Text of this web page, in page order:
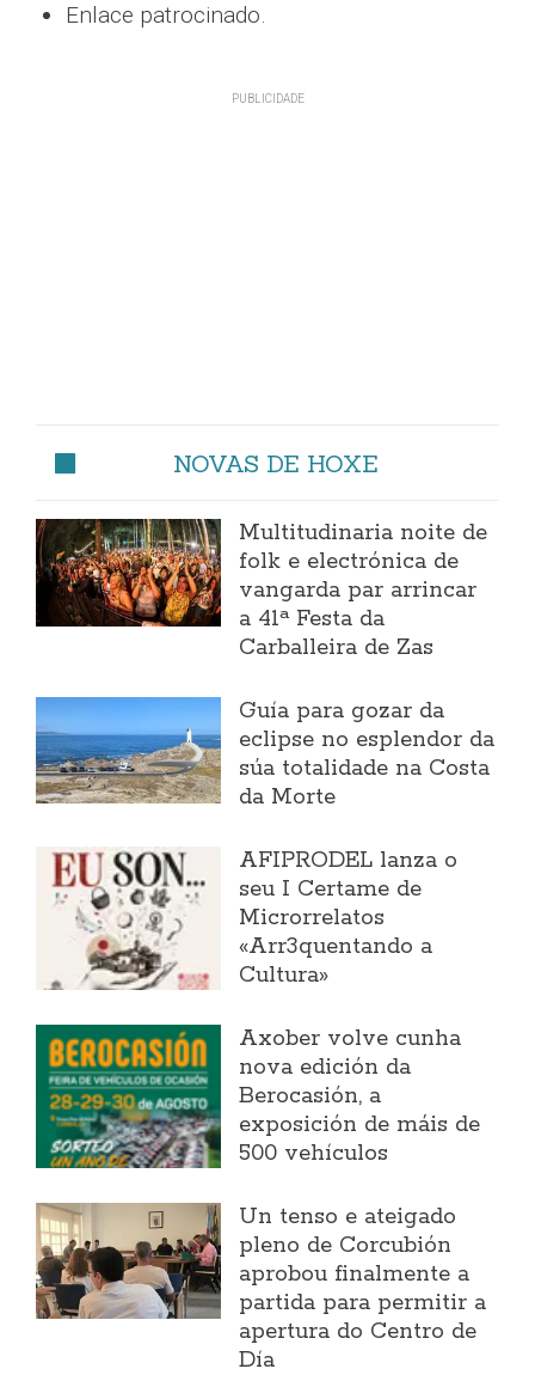
Enlace patrocinado.
NOVAS DE HOXE
Multitudinaria noite de
folk e electrónica de
vangarda par arrincar
a 41ª Festa da
Carballeira de Zas
Guía para gozar da
eclipse no esplendor da
súa totalidade na Costa
da Morte
AFIPRODEL lanza o
seu I Certame de
Microrrelatos
«Arr3quentando a
Cultura»
Axober volve cunha
nova edición da
Berocasión, a
exposición de máis de
500 vehículos
Un tenso e ateigado
pleno de Corcubión
aprobou finalmente a
partida para permitir a
apertura do Centro de
Día